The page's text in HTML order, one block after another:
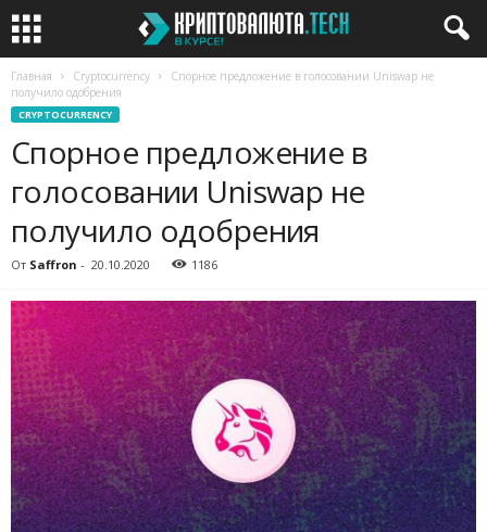
Главная Cryptocurrency
Спорное предложение в голосовании Uniswap не
получило одобрения
CRYPTOCURRENCY
Спорное предложение в
голосовании Uniswap не
получило одобрения
От Saffron - 20.10.2020 1186